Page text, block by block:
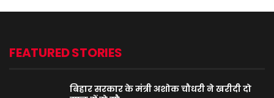
FEATURED STORIES
बिहार सरकार के मंत्री अशोक चौधरी ने खरीदी दो